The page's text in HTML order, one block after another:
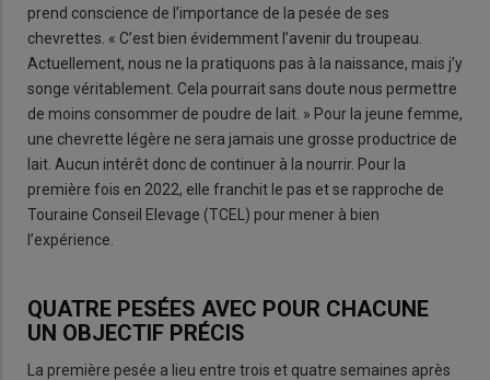
prend conscience de l’importance de la pesée de ses
chevrettes. « C’est bien évidemment l’avenir du troupeau.
Actuellement, nous ne la pratiquons pas à la naissance, mais j’y
songe véritablement. Cela pourrait sans doute nous permettre
de moins consommer de poudre de lait. » Pour la jeune femme,
une chevrette légère ne sera jamais une grosse productrice de
lait. Aucun intérêt donc de continuer à la nourrir. Pour la
première fois en 2022, elle franchit le pas et se rapproche de
Touraine Conseil Elevage (TCEL) pour mener à bien
l’expérience.
QUATRE PESÉES AVEC POUR CHACUNE
UN OBJECTIF PRÉCIS
La première pesée a lieu entre trois et quatre semaines après